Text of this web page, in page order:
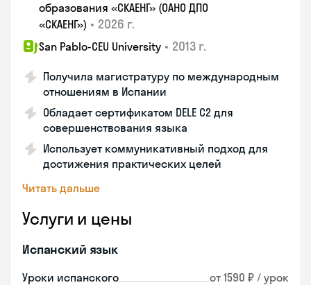
образования «СКАЕНГ» (ОАНО ДПО
«СКАЕНГ») • 2026 г.
San Pablo-CEU University • 2013 г.
Получила магистратуру по международным
отношениям в Испании
Обладает сертификатом DELE C2 для
совершенствования языка
Использует коммуникативный подход для
достижения практических целей
Читать дальше
Услуги и цены
Испанский язык
Уроки испанского от 1590 ₽ / урок